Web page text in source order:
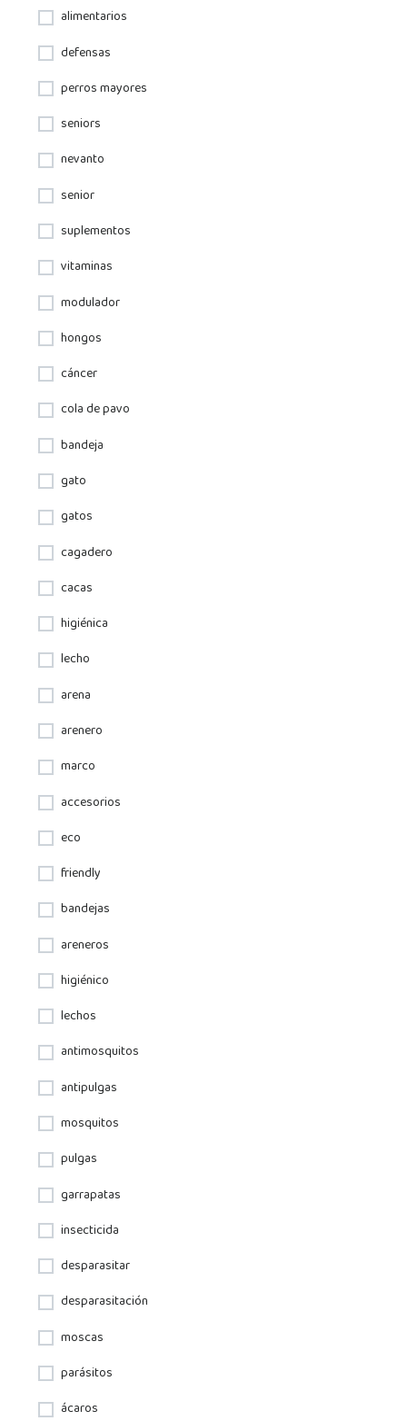
alimentarios
defensas
perros mayores
seniors
nevanto
senior
suplementos
vitaminas
modulador
hongos
cáncer
cola de pavo
bandeja
gato
gatos
cagadero
cacas
higiénica
lecho
arena
arenero
marco
accesorios
eco
friendly
bandejas
areneros
higiénico
lechos
antimosquitos
antipulgas
mosquitos
pulgas
garrapatas
insecticida
desparasitar
desparasitación
moscas
parásitos
ácaros